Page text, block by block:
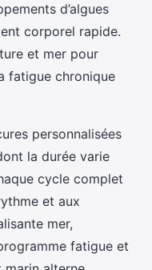
d’algues
corporel rapide.
et mer pour
fatigue chronique
personnalisées
la durée varie
cycle complet
et aux
mer,
fatigue et